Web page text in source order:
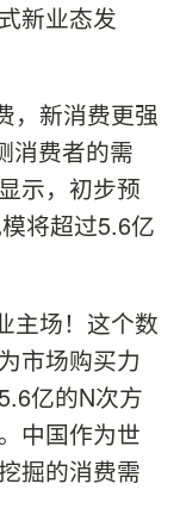
新业态发
，新消费更强
消费者的需
示，初步预
将超过5.6亿
主场！这个数
市场购买力
亿的N次方
中国作为世
掘的消费需